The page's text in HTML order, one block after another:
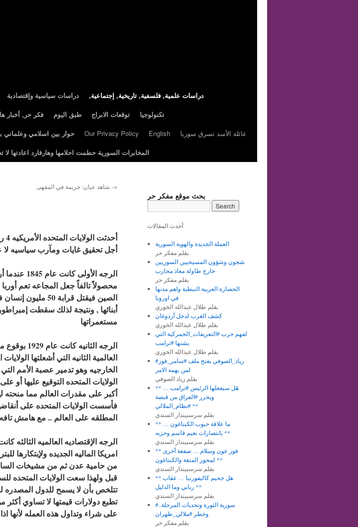
دراسات سياسية وإقتصادية
,دراسات علمية, فلسفية, تاريخية, إجتماعية
فكر حر, أخبار طبق اليوم توقعات الابراج
تكنولوجيا
حوار بين اسلامي وعلماني Our Privacy Policy English
عائلة الأسد تسرق سوريا
المخابرات السورية حطمت احلامها وهارفارد اعادتها لا
→
أجل تحقيق غايات ومآرب سياسيه لا
الرجه
الصين فيقتل
أبنائها , ونتيجة لذلك سقطت
مستعمراتها
الرجه
العالمية الثانيه التي أشعلتها
الخارجيه وهو تدمير عصبة الأمم
الولايات المتحده التوقيع عليها أو
أكبر على مقدرات العالم مما منحته
فأسست الولايات المتحده على أنقاضها
المطلقه على العالم .. مع هامش تافه
امريكا الماليه الجديده ولإبتكارها
من حامية عدن ثم من مشيخات
قبل ولهذا سعت الولايات المتحده
تتلخص بأن لا يسمح للدول المصدره
تطبع دولارات قيمتها لا تساوي
على شراء وتداول هذه العمله لأنها
بحث موقع مفكر حر
أحدث المقالات
العملة الجديدة والهوية السورية
بقلم مفكر حر
شجون وشؤون المسيحيين السوريين
خارج طاولة معاذ محارب
بقلم مفكر حر
الحضارة العربية النبطية واهم مدنها
في اوروبا
بقلم طلال عبدالله الخوري
كشف الغرب لدجل أردوغان
بقلم طلال عبدالله الخوري
لفهم حرب #التعريفات_الجمركية التي
يشنها #ترامب
بقلم طلال عبدالله الخوري
#زياد_الصوفي يفتح ملف #سامر_فوز
لمن يهمه الامر
بقلم زياد الصوفي
** هَل سيفعلها الرئيس #ترامب …
ويحرر #العراق من قبضة
#نظام_الملالي **
بقلم سرسبيندار السندي
** ما علاقة حبوب الكبتاغون …
بانتصارات نعيم قاسم وحزبه **
بقلم سرسبيندار السندي
** فوز عون وسلام … صفعة أخرى
لمحور المتعة والكبتاغون **
بقلم سرسبيندار السندي
** هل جحيم كاليفورنيا … عقاب
رباني وما الدليل **
بقلم سرسبيندار السندي
#سورية الثورة وتحديات المرحلة..
وخطر #ملالي_طهران
بقلم مفكر حر